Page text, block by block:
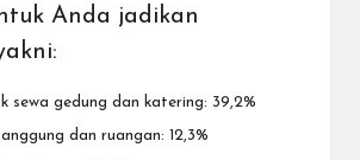
Anda jadikan
sewa gedung dan katering: 39,2%
dan ruangan: 12,3%